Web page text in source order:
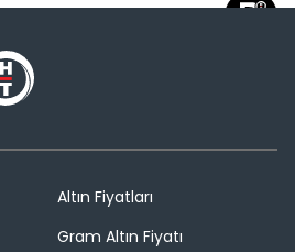
Altın Fiyatları
Gram Altın Fiyatı